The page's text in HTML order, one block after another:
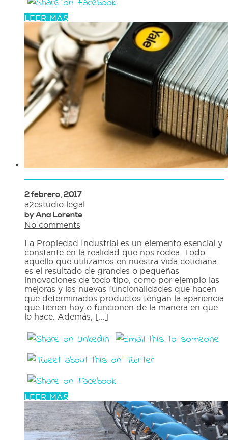
LEER MÁS
2 febrero, 2017
a2estudio legal
by Ana Lorente
No comments
La Propiedad Industrial es un elemento esencial y
constante en la realidad que nos rodea. Todo
aquello que utilizamos en nuestra vida cotidiana
es el resultado de grandes o pequeñas
innovaciones de todo tipo, como por ejemplo las
mejoras y las nuevas funcionalidades que hacen
que determinados productos tengan la apariencia
que tienen hoy o funcionen de la manera en que
lo hace. Además, [...]
LEER MÁS